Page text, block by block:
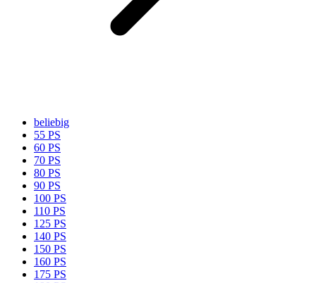
beliebig
55 PS
60 PS
70 PS
80 PS
90 PS
100 PS
110 PS
125 PS
140 PS
150 PS
160 PS
175 PS